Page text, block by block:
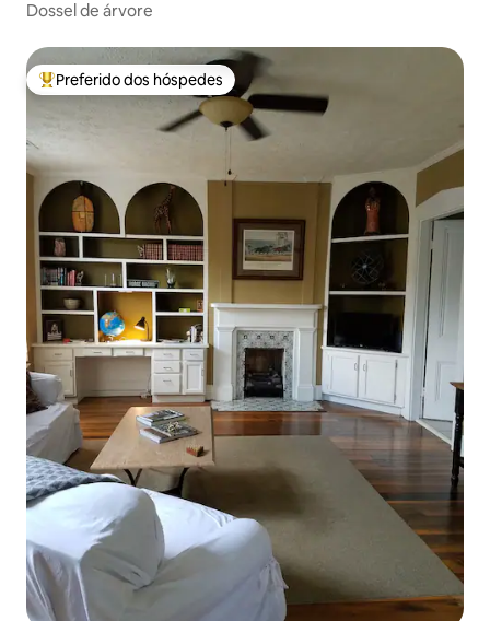
Dossel de árvore
Entre os melhores preferidos dos hóspedes
Preferido dos hóspedes